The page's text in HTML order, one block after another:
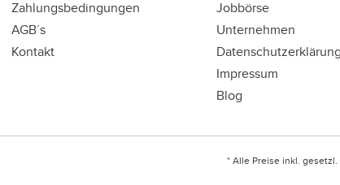
Zahlungsbedingungen
AGB´s
Kontakt
Jobbörse
Unternehmen
Datenschutzerklärung
Impressum
Blog
* Alle Preise inkl.